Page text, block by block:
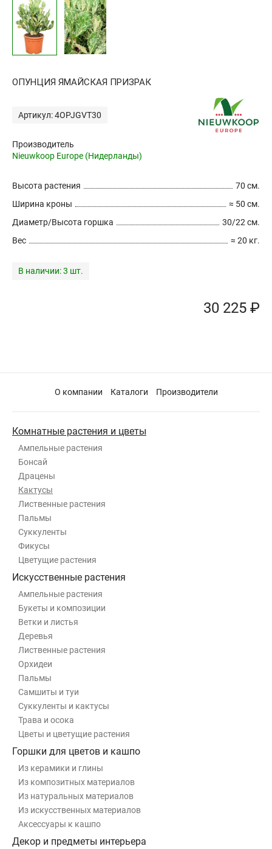
ОПУНЦИЯ ЯМАЙСКАЯ ПРИЗРАК
Артикул: 4OPJGVT30
Производитель
Nieuwkoop Europe (Нидерланды)
70 см.
Высота растения
≈ 50 см.
Ширина кроны
30/22 см.
Диаметр/Высота горшка
≈ 20 кг.
Вес
В наличии:3 шт.
30 225 ₽
О компании Каталоги Производители
Комнатные растения и цветы
Ампельные растения
Бонсай
Драцены
Кактусы
Лиственные растения
Пальмы
Суккуленты
Фикусы
Цветущие растения
Искусственные растения
Ампельные растения
Букеты и композиции
Ветки и листья
Деревья
Лиственные растения
Орхидеи
Пальмы
Самшиты и туи
Суккуленты и кактусы
Трава и осока
Цветы и цветущие растения
Горшки для цветов и кашпо
Из керамики и глины
Из композитных материалов
Из натуральных материалов
Из искусственных материалов
Аксессуары к кашпо
Декор и предметы интерьера